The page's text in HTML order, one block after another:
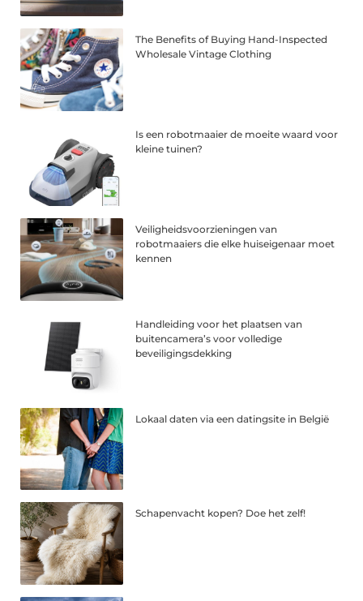
The Benefits of Buying Hand-Inspected
Wholesale Vintage Clothing
Is een robotmaaier de moeite waard voor
kleine tuinen?
Veiligheidsvoorzieningen van
robotmaaiers die elke huiseigenaar moet
kennen
Handleiding voor het plaatsen van
buitencamera’s voor volledige
beveiligingsdekking
Lokaal daten via een datingsite in België
Schapenvacht kopen? Doe het zelf!